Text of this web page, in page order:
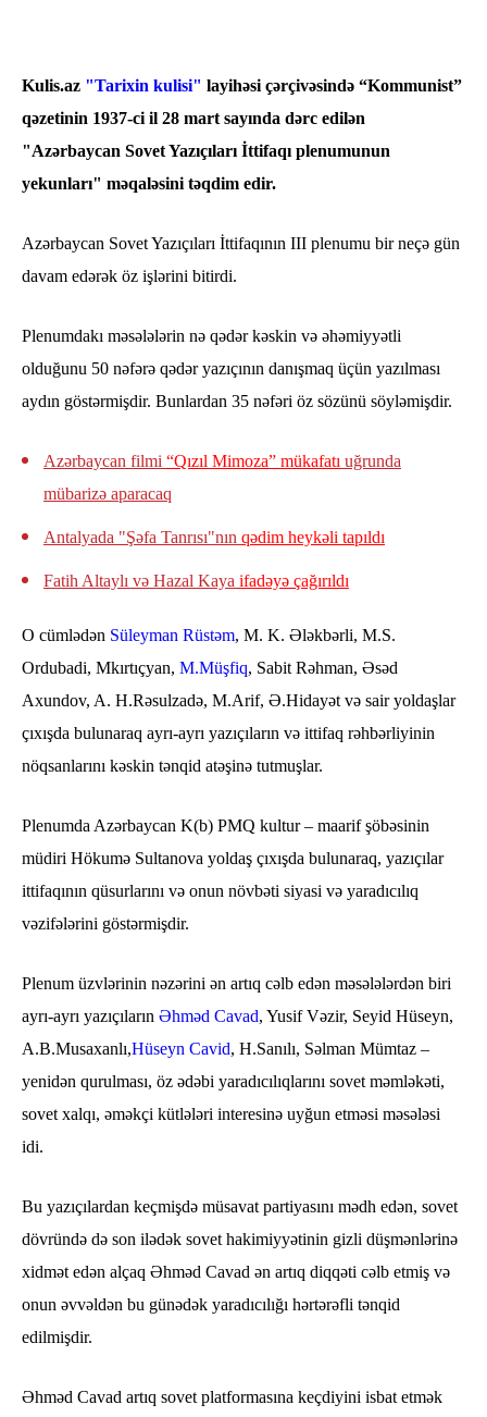
Kulis.az "Tarixin kulisi" layihəsi çərçivəsində “Kommunist”
qəzetinin 1937-ci il 28 mart sayında dərc edilən
"Azərbaycan Sovet Yazıçıları İttifaqı plenumunun
yekunları" məqaləsini təqdim edir.
Azərbaycan Sovet Yazıçıları İttifaqının III plenumu bir neçə gün
davam edərək öz işlərini bitirdi.
Plenumdakı məsələlərin nə qədər kəskin və əhəmiyyətli
olduğunu 50 nəfərə qədər yazıçının danışmaq üçün yazılması
aydın göstərmişdir. Bunlardan 35 nəfəri öz sözünü söyləmişdir.
Azərbaycan filmi “Qızıl Mimoza” mükafatı uğrunda
mübarizə aparacaq
Antalyada "Şəfa Tanrısı"nın qədim heykəli tapıldı
Fatih Altaylı və Hazal Kaya ifadəyə çağırıldı
O cümlədən Süleyman Rüstəm, M. K. Ələkbərli, M.S.
Ordubadi, Mkırtıçyan, M.Müşfiq, Sabit Rəhman, Əsəd
Axundov, A. H.Rəsulzadə, M.Arif, Ə.Hidayət və sair yoldaşlar
çıxışda bulunaraq ayrı-ayrı yazıçıların və ittifaq rəhbərliyinin
nöqsanlarını kəskin tənqid atəşinə tutmuşlar.
Plenumda Azərbaycan K(b) PMQ kultur – maarif şöbəsinin
müdiri Hökumə Sultanova yoldaş çıxışda bulunaraq, yazıçılar
ittifaqının qüsurlarını və onun növbəti siyasi və yaradıcılıq
vəzifələrini göstərmişdir.
Plenum üzvlərinin nəzərini ən artıq cəlb edən məsələlərdən biri
ayrı-ayrı yazıçıların Əhməd Cavad, Yusif Vəzir, Seyid Hüseyn,
A.B.Musaxanlı,Hüseyn Cavid, H.Sanılı, Səlman Mümtaz –
yenidən qurulması, öz ədəbi yaradıcılıqlarını sovet məmləkəti,
sovet xalqı, əməkçi kütlələri interesinə uyğun etməsi məsələsi
idi.
Bu yazıçılardan keçmişdə müsavat partiyasını mədh edən, sovet
dövründə də son ilədək sovet hakimiyyətinin gizli düşmənlərinə
xidmət edən alçaq Əhməd Cavad ən artıq diqqəti cəlb etmiş və
onun əvvəldən bu günədək yaradıcılığı hərtərəfli tənqid
edilmişdir.
Əhməd Cavad artıq sovet platformasına keçdiyini isbat etmək